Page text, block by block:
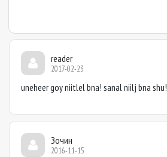
reader
2017-02-23
uneheer goy niitlel bna! sanal niilj bna shu!
Зочин
2016-11-15